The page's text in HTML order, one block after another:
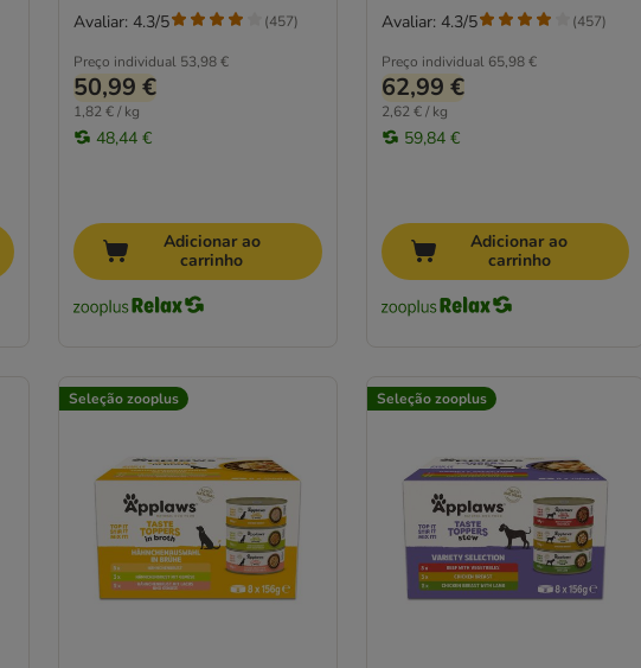
Preço individual 53,98 €
50,99 €
1,82 € / kg
48,44 €
Avaliar: 4.3/5 (457)
Adicionar ao
carrinho
Preço individual 65,98 €
62,99 €
2,62 € / kg
59,84 €
Avaliar: 4.3/5 (457)
Adicionar ao
carrinho
Seleção zooplus Seleção zooplus